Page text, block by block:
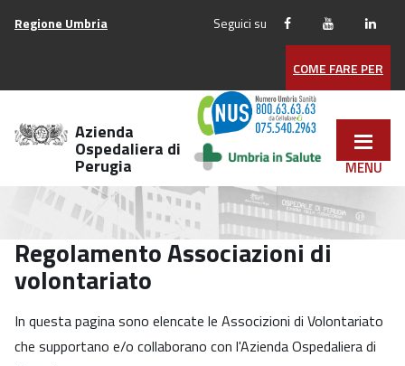
menu
navigazione
Vai
footer
Regione Umbria Seguici su
COME FARE PER
Azienda
Ospedaliera di
Perugia
Regolamento Associazioni di
volontariato
In questa pagina sono elencate le Associzioni di Volontariato
che supportano e/o collaborano con l'Azienda Ospedaliera di